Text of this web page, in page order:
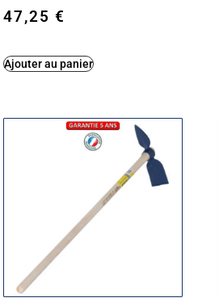
47,25€
Ajouter au panier